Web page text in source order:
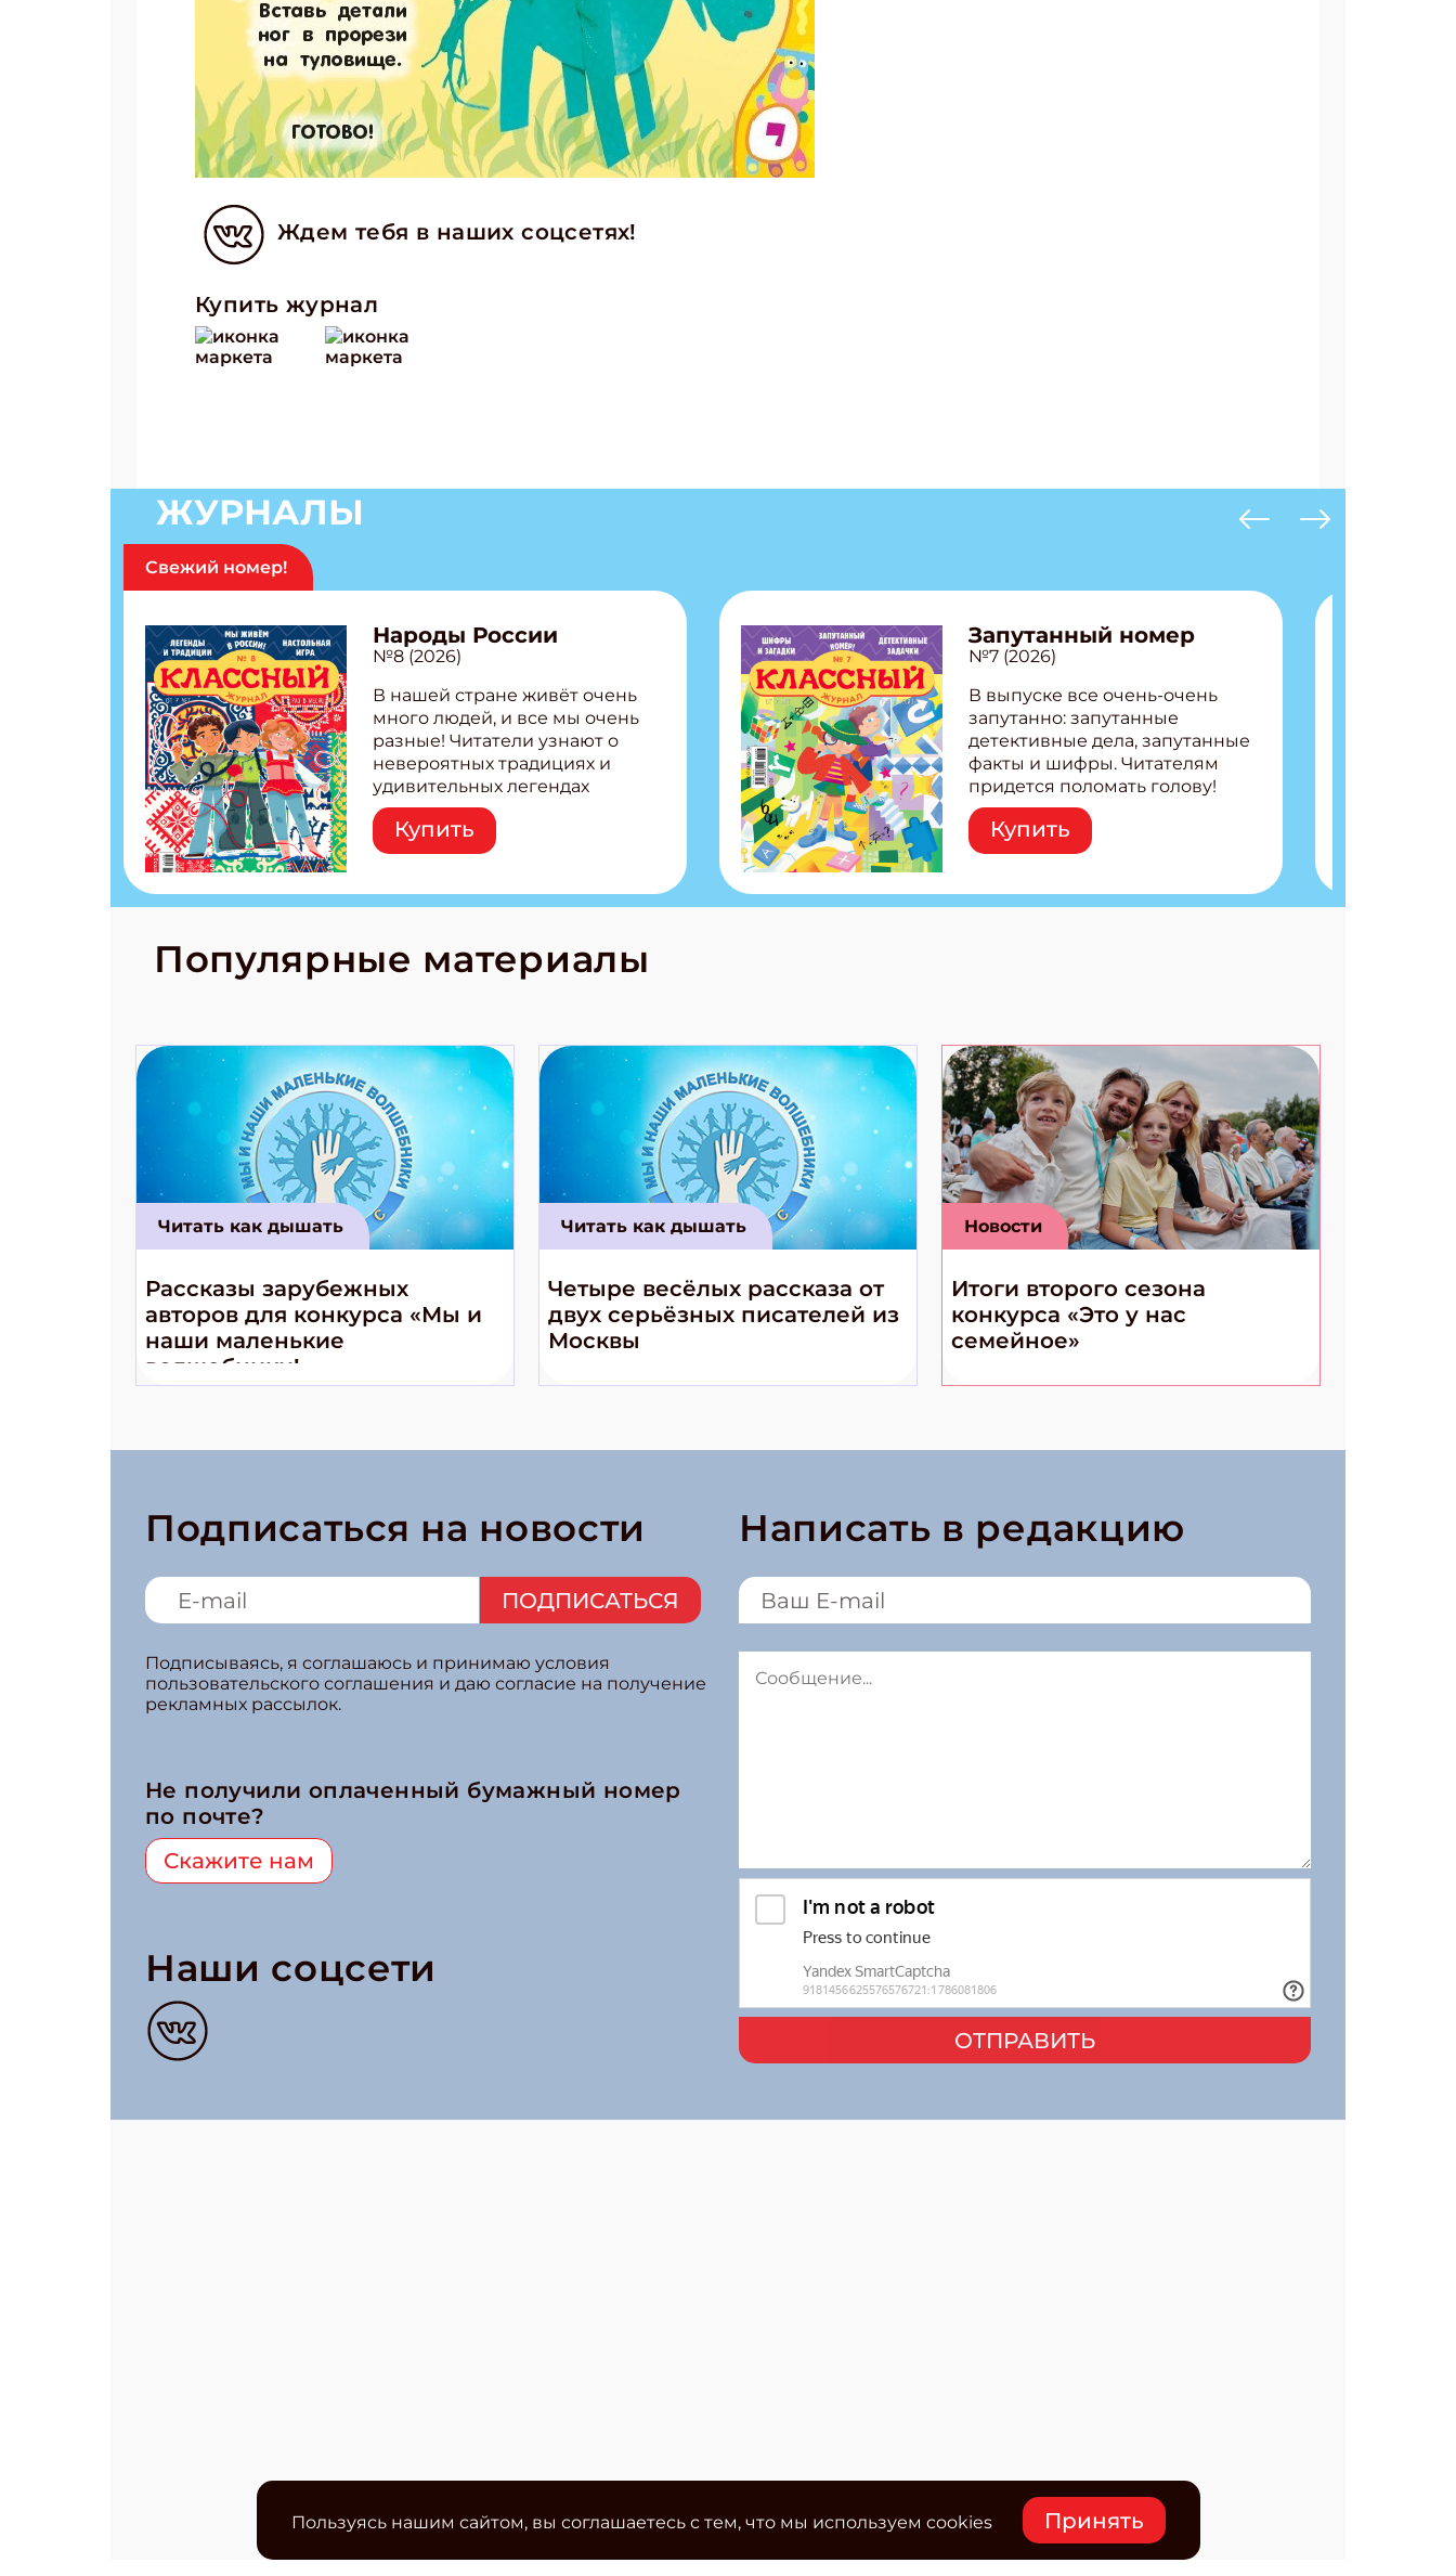
Ждем тебя в наших соцсетях!
Купить журнал
ЖУРНАЛЫ
Свежий номер!
Народы России
№8 (2026)
В нашей стране живёт очень
много людей, и все мы очень
разные! Читатели узнают о
невероятных традициях и
удивительных легендах
народов России! Внутри:
Легенды татар, башкир и
бурятов Настольная игра
странные слова Традиционные
космические приключения!
Купить
Запутанный номер
№7 (2026)
В выпуске все очень-очень
запутанно: запутанные
детективные дела, запутанные
факты и шифры. Читателям
придется поломать голову!
Внутри: Шифры и
расшифровки Плетем
запутанные поделки
Ищем коды 3 комикса
Купить
Популярные материалы
Читать как дышать
Рассказы зарубежных
авторов для конкурса «Мы и
наши маленькие
волшебники!»
Читать как дышать
Четыре весёлых рассказа от
двух серьёзных писателей из
Москвы
Новости
Итоги второго сезона
конкурса «Это у нас
семейное»
Подписаться на новости
ПОДПИСАТЬСЯ
Подписываясь, я соглашаюсь и принимаю условия
пользовательского соглашения и даю согласие на получение
рекламных рассылок.
Не получили оплаченный бумажный номер
по почте?
Скажите нам
Наши соцсети
Написать в редакцию
ОТПРАВИТЬ
Пользуясь нашим сайтом, вы соглашаетесь с тем, что мы используем cookies Принять
Укажите имя
Укажите Ваш Email
ПОДПИСАТЬСЯ